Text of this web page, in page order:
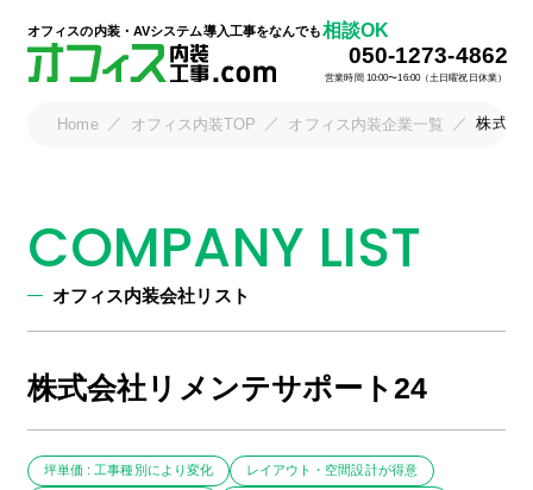
オフィスの内装・AVシステム導入工事をなんでも相談OK
050-1273-4862
営業時間 10:00〜16:00（土日曜祝日休業）
Home オフィス内装TOP オフィス内装企業一覧 株式会
COMPANY LIST
オフィス内装会社リスト
株式会社リメンテサポート24
坪単価 : 工事種別により変化 レイアウト・空間設計が得意